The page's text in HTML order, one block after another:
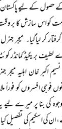
کے لیے پاکستان
کو اس سازش کا بر
کر لیاگیا۔ میجر
بریگیڈ کمانڈر
نسیم اکبر خان اہلیہ
افسروں کو فوراً
کی بنا پر میرے لیے
کی اسکیم کی تفصیل